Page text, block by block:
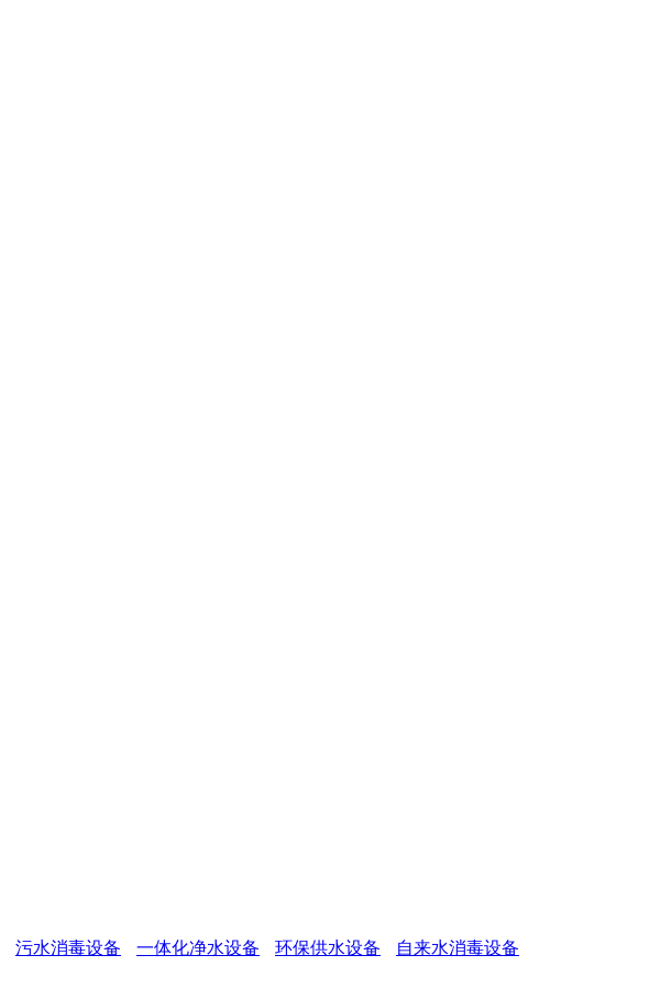
污水消毒设备 一体化净水设备 环保供水设备 自来水消毒设备